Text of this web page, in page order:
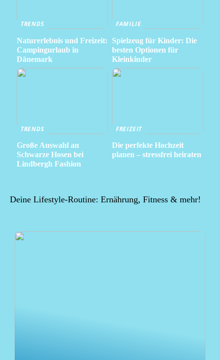
TRENDS
Naturerlebnis und Freizeit:
Campingurlaub in
Dänemark
FAMILIE
Spielzeug für Kinder: Die
besten Optionen für
Kleinkinder
TRENDS
Große Auswahl an
Schwarze Hosen bei
Lindbergh Fashion
FREIZEIT
Die perfekte Hochzeit
planen – stressfrei heiraten
Deine Lifestyle-Routine: Ernährung, Fitness & mehr!